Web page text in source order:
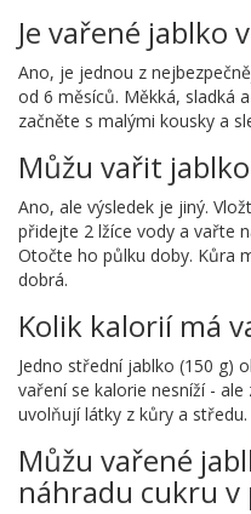
Je vařené jablko
Ano, je jednou z
od 6 měsíců. Měkká, sladká
začněte s malými kousky a
Můžu vařit
Ano, ale výsledek je jiný.
přidejte 2 lžíce vody a vařte
Otočte ho půlku doby. Kůra
dobrá.
Kolik kalorií má
Jedno střední jablko (150 g)
vaření se kalorie nesníží -
uvolňují látky z kůry a středu.
Můžu vařené
náhradu cukru v